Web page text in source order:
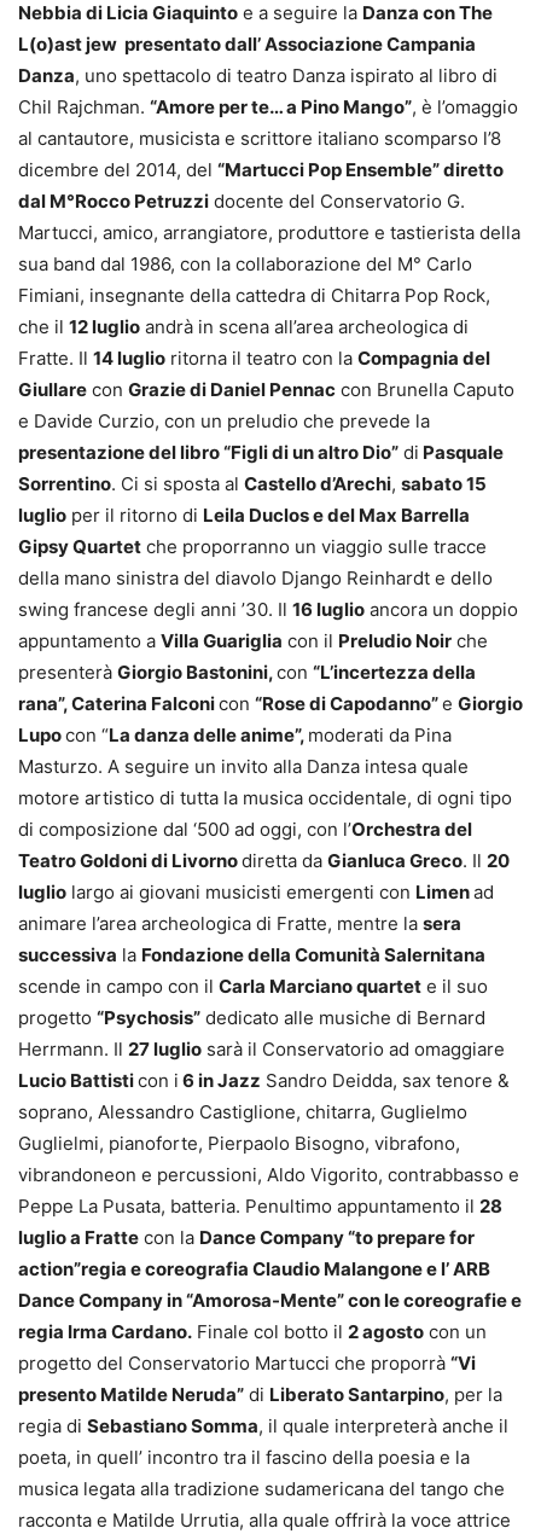
Nebbia di Licia Giaquinto e a seguire la Danza con The
L(o)ast jew presentato dall’ Associazione Campania
Danza, uno spettacolo di teatro Danza ispirato al libro di
Chil Rajchman. “Amore per te… a Pino Mango”, è l’omaggio
al cantautore, musicista e scrittore italiano scomparso l’8
dicembre del 2014, del “Martucci Pop Ensemble” diretto
dal M°Rocco Petruzzi docente del Conservatorio G.
Martucci, amico, arrangiatore, produttore e tastierista della
sua band dal 1986, con la collaborazione del M° Carlo
Fimiani, insegnante della cattedra di Chitarra Pop Rock,
che il 12 luglio andrà in scena all’area archeologica di
Fratte. Il 14 luglio ritorna il teatro con la Compagnia del
Giullare con Grazie di Daniel Pennac con Brunella Caputo
e Davide Curzio, con un preludio che prevede la
presentazione del libro “Figli di un altro Dio” di Pasquale
Sorrentino. Ci si sposta al Castello d’Arechi, sabato 15
luglio per il ritorno di Leila Duclos e del Max Barrella
Gipsy Quartet che proporranno un viaggio sulle tracce
della mano sinistra del diavolo Django Reinhardt e dello
swing francese degli anni ’30. Il 16 luglio ancora un doppio
appuntamento a Villa Guariglia con il Preludio Noir che
presenterà Giorgio Bastonini,con “L’incertezza della
rana”, Caterina Falconicon “Rose di Capodanno”e Giorgio
Lupocon “La danza delle anime”, moderati da Pina
Masturzo. A seguire un invito alla Danza intesa quale
motore artistico di tutta la musica occidentale, di ogni tipo
di composizione dal ‘500 ad oggi, con l’Orchestra del
Teatro Goldoni di Livornodiretta da Gianluca Greco. Il 20
luglio largo ai giovani musicisti emergenti con Limenad
animare l’area archeologica di Fratte, mentre la sera
successiva la Fondazione della Comunità Salernitana
scende in campo con il Carla Marciano quartet e il suo
progetto “Psychosis” dedicato alle musiche di Bernard
Herrmann. Il 27 luglio sarà il Conservatorio ad omaggiare
Lucio Battisticon i 6 in Jazz Sandro Deidda, sax tenore &
soprano, Alessandro Castiglione, chitarra, Guglielmo
Guglielmi, pianoforte, Pierpaolo Bisogno, vibrafono,
vibrandoneon e percussioni, Aldo Vigorito, contrabbasso e
Peppe La Pusata, batteria. Penultimo appuntamento il 28
luglio a Fratte con la Dance Company “to prepare for
action”regia e coreografia Claudio Malangone e l’ ARB
Dance Company in “Amorosa-Mente” con le coreografie e
regia Irma Cardano. Finale col botto il 2 agosto con un
progetto del Conservatorio Martucci che proporrà “Vi
presento Matilde Neruda” di Liberato Santarpino, per la
regia di Sebastiano Somma, il quale interpreterà anche il
poeta, in quell’ incontro tra il fascino della poesia e la
musica legata alla tradizione sudamericana del tango che
racconta e Matilde Urrutia, alla quale offrirà la voce attrice